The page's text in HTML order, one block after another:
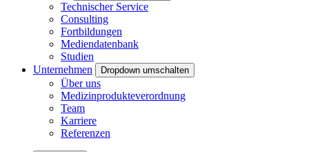
Technischer Service
Consulting
Fortbildungen
Mediendatenbank
Studien
Unternehmen
Dropdown umschalten
Über uns
Medizinprodukteverordnung
Team
Karriere
Referenzen